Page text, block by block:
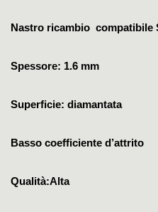
Nastro ricambio compatibile
Spessore: 1.6 mm
Superficie: diamantata
Basso coefficiente d’attrito
Qualità:Alta